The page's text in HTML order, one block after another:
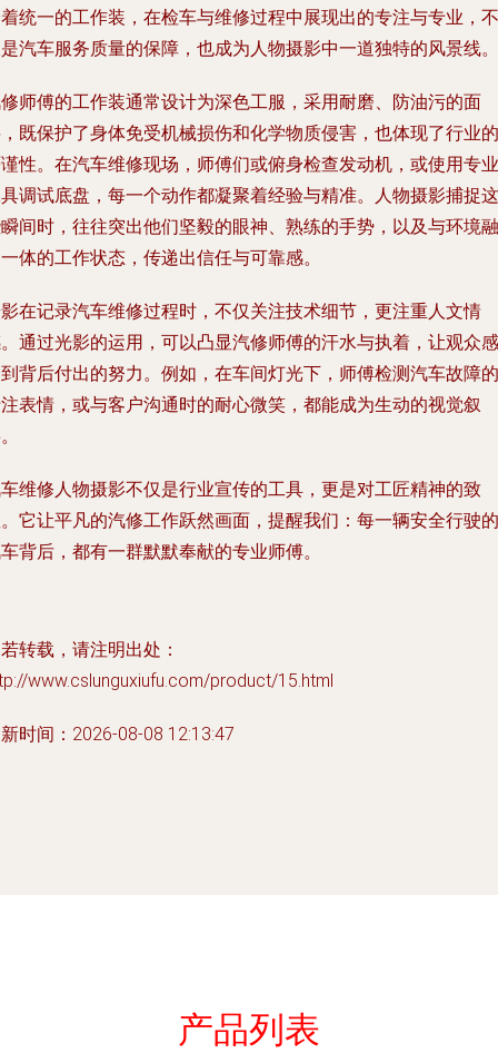
统一的工作装，在检车与维修过程中展现出的专注与专业，不
汽车服务质量的保障，也成为人物摄影中一道独特的风景线。
师傅的工作装通常设计为深色工服，采用耐磨、防油污的面
既保护了身体免受机械损伤和化学物质侵害，也体现了行业的
性。在汽车维修现场，师傅们或俯身检查发动机，或使用专业
调试底盘，每一个动作都凝聚着经验与精准。人物摄影捕捉这
间时，往往突出他们坚毅的眼神、熟练的手势，以及与环境融
体的工作状态，传递出信任与可靠感。
在记录汽车维修过程时，不仅关注技术细节，更注重人文情
通过光影的运用，可以凸显汽修师傅的汗水与执着，让观众感
背后付出的努力。例如，在车间灯光下，师傅检测汽车故障的
表情，或与客户沟通时的耐心微笑，都能成为生动的视觉叙
维修人物摄影不仅是行业宣传的工具，更是对工匠精神的致
它让平凡的汽修工作跃然画面，提醒我们：每一辆安全行驶的
背后，都有一群默默奉献的专业师傅。
转载，请注明出处：
www.cslunguxiufu.com/product/15.html
时间：2026-08-08 12:13:47
产品列表